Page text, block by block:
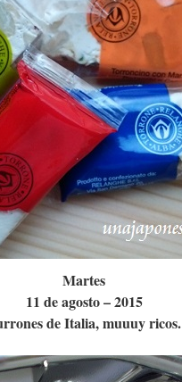
Martes
11 de agosto – 2015
de Italia, muuuy ricos.